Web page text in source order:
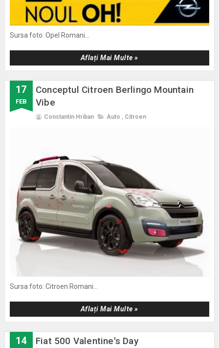
Sursa foto: Opel Romani...
Aflați Mai Multe »
17
FEB
Conceptul Citroen Berlingo Mountain
Vibe
Constantin Hriban Auto , Citroen
Sursa foto: Citroen Romani...
Aflați Mai Multe »
14 Fiat 500 Valentine's Day